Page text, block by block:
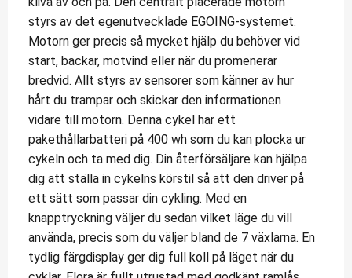
styrs av det egenutvecklade EGOING-systemet.
Motorn ger precis så mycket hjälp du behöver vid
start, backar, motvind eller när du promenerar
bredvid. Allt styrs av sensorer som känner av hur
hårt du trampar och skickar den informationen
vidare till motorn. Denna cykel har ett
pakethållarbatteri på 400 wh som du kan plocka ur
cykeln och ta med dig. Din återförsäljare kan hjälpa
dig att ställa in cykelns körstil så att den driver på
ett sätt som passar din cykling. Med en
knapptryckning väljer du sedan vilket läge du vill
använda, precis som du väljer bland de 7 växlarna. En
tydlig färgdisplay ger dig full koll på läget när du